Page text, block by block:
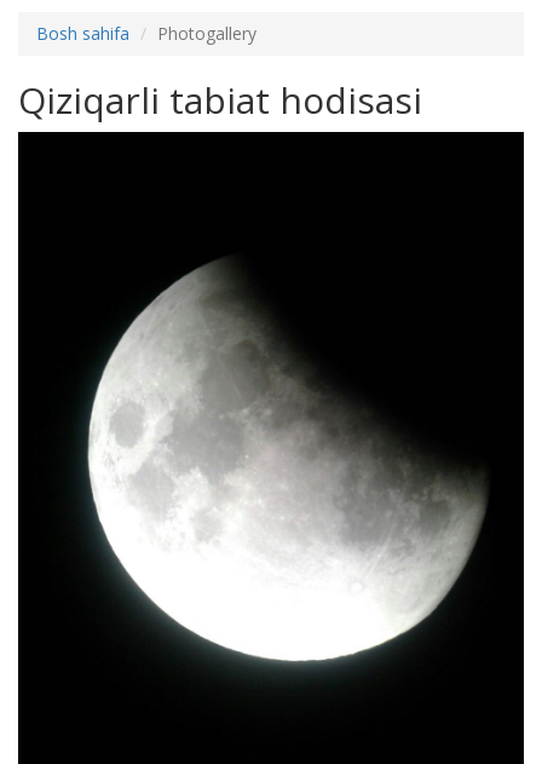
Bosh sahifa
Photogallery
Qiziqarli tabiat hodisasi